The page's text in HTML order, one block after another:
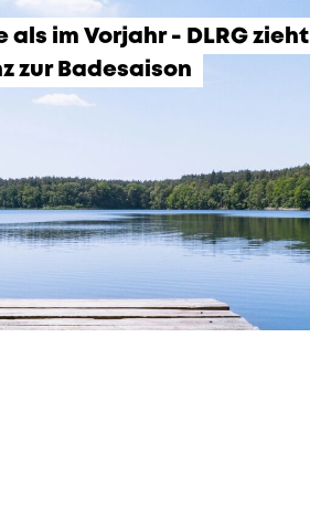
im Vorjahr - DLRG zieht
zur Badesaison